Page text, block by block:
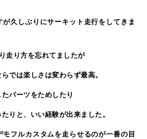
久しぶりにサーキット走行をしてきま
走り方を忘れてましたが
では楽しさは変わらず最高。
パーツをためしたり
りと、いい経験が出来ました。
フルカスタムを走らせるのが一番の目